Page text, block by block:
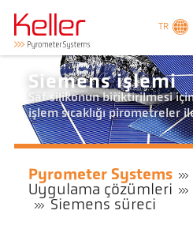
TR
Siemens işlemi
Saf silikonun biriktirilmesi
işlem sıcaklığı pirometreler
Pyrometer Systems
Uygulama çözümleri
Siemens süreci